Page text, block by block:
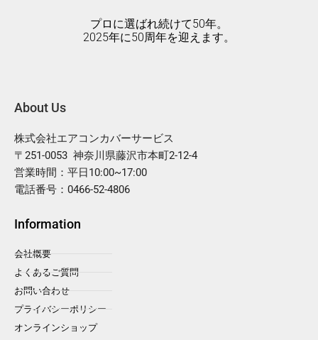
プロに選ばれ続けて50年。
2025年に50周年を迎えます。
About Us
株式会社エアコンカバーサービス
〒251-0053 神奈川県藤沢市本町2-12-4
営業時間：平日10:00~17:00
電話番号：0466-52-4806
Information
会社概要
よくあるご質問
お問い合わせ
プライバシーポリシー
オンラインショップ